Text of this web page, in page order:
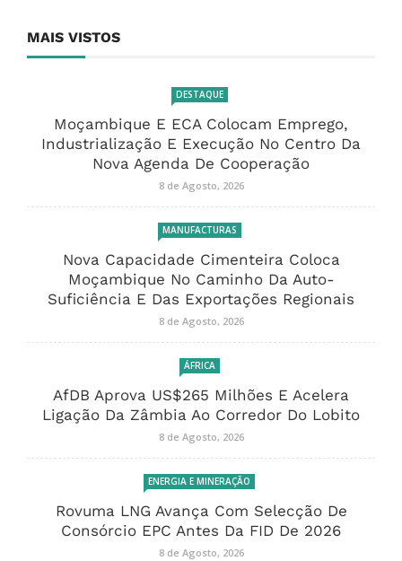
MAIS VISTOS
DESTAQUE
Moçambique E ECA Colocam Emprego,
Industrialização E Execução No Centro Da
Nova Agenda De Cooperação
8 de Agosto, 2026
MANUFACTURAS
Nova Capacidade Cimenteira Coloca
Moçambique No Caminho Da Auto-
Suficiência E Das Exportações Regionais
8 de Agosto, 2026
ÁFRICA
AfDB Aprova US$265 Milhões E Acelera
Ligação Da Zâmbia Ao Corredor Do Lobito
8 de Agosto, 2026
ENERGIA E MINERAÇÃO
Rovuma LNG Avança Com Selecção De
Consórcio EPC Antes Da FID De 2026
8 de Agosto, 2026